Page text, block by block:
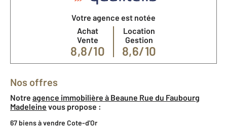
Votre agence est notée
Achat
Vente
8,8/10
Location
Gestion
8,6/10
Nos offres
Notre agence immobilière à Beaune Rue du Faubourg
Madeleine vous propose :
67 biens à vendre Cote-d'Or